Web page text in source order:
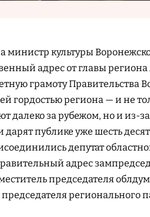
министр культуры
адрес от главы региона
грамоту Правительства
гордостью региона — и не
далеко за рубежом, но и из-
публике уже шесть
депутат
адрес
председателя
регионального